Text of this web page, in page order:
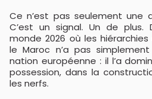
Ce n’est pas seulement une
C’est un signal. Un de
monde 2026 où les
le Maroc n’a pas
nation européenne : il l’a
possession, dans la
les nerfs.